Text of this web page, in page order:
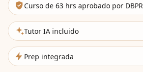
Curso de 63 hrs aprobado por DBPR
Tutor IA incluido
Prep integrada